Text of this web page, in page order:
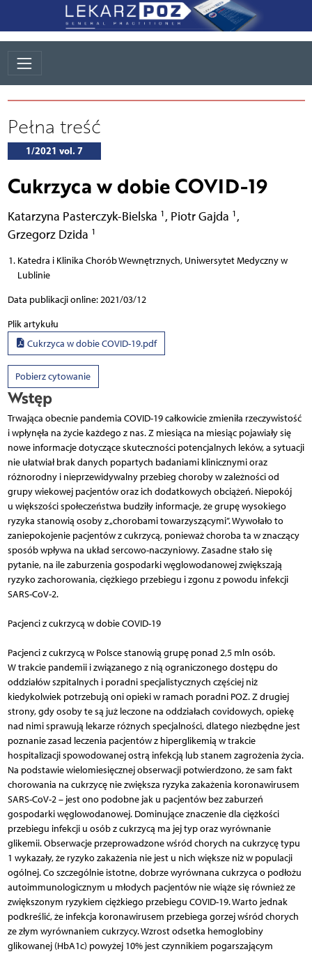
Pełna treść
1/2021 vol. 7
Cukrzyca w dobie COVID-19
Katarzyna Pasterczyk-Bielska 1 , Piotr Gajda 1 ,
Grzegorz Dzida 1
Katedra i Klinika Chorób Wewnętrznych, Uniwersytet Medyczny w
Lublinie
Data publikacji online: 2021/03/12
Plik artykułu
Cukrzyca w dobie COVID-19.pdf
Pobierz cytowanie
Wstęp
Trwająca obecnie pandemia COVID-19 całkowicie zmieniła rzeczywistość
i wpłynęła na życie każdego z nas. Z miesiąca na miesiąc pojawiały się
nowe informacje dotyczące skuteczności potencjalnych leków, a sytuacji
nie ułatwiał brak danych popartych badaniami klinicznymi oraz
różnorodny i nieprzewidywalny przebieg choroby w zależności od
grupy wiekowej pacjentów oraz ich dodatkowych obciążeń. Niepokój
u większości społeczeństwa budziły informacje, że grupę wysokiego
ryzyka stanowią osoby z „chorobami towarzyszącymi”. Wywołało to
zaniepokojenie pacjentów z cukrzycą, ponieważ choroba ta w znaczący
sposób wpływa na układ sercowo-naczyniowy. Zasadne stało się
pytanie, na ile zaburzenia gospodarki węglowodanowej zwiększają
ryzyko zachorowania, ciężkiego przebiegu i zgonu z powodu infekcji
SARS-CoV-2.
Pacjenci z cukrzycą w dobie COVID-19
Pacjenci z cukrzycą w Polsce stanowią grupę ponad 2,5 mln osób.
W trakcie pandemii i związanego z nią ograniczonego dostępu do
oddziałów szpitalnych i poradni specjalistycznych częściej niż
kiedykolwiek potrzebują oni opieki w ramach poradni POZ. Z drugiej
strony, gdy osoby te są już leczone na oddziałach covidowych, opiekę
nad nimi sprawują lekarze różnych specjalności, dlatego niezbędne jest
poznanie zasad leczenia pacjentów z hiperglikemią w trakcie
hospitalizacji spowodowanej ostrą infekcją lub stanem zagrożenia życia.
Na podstawie wielomiesięcznej obserwacji potwierdzono, że sam fakt
chorowania na cukrzycę nie zwiększa ryzyka zakażenia koronawirusem
SARS-CoV-2 – jest ono podobne jak u pacjentów bez zaburzeń
gospodarki węglowodanowej. Dominujące znaczenie dla ciężkości
przebiegu infekcji u osób z cukrzycą ma jej typ oraz wyrównanie
glikemii. Obserwacje przeprowadzone wśród chorych na cukrzycę typu
1 wykazały, że ryzyko zakażenia nie jest u nich większe niż w populacji
ogólnej. Co szczególnie istotne, dobrze wyrównana cukrzyca o podłożu
autoimmunologicznym u młodych pacjentów nie wiąże się również ze
zwiększonym ryzykiem ciężkiego przebiegu COVID-19. Warto jednak
podkreś­lić, że infekcja koronawirusem przebiega gorzej wśród chorych
ze złym wyrównaniem cukrzycy. Wzrost odsetka hemoglobiny
glikowanej (HbA1c) powyżej 10% jest czynnikiem pogarszającym